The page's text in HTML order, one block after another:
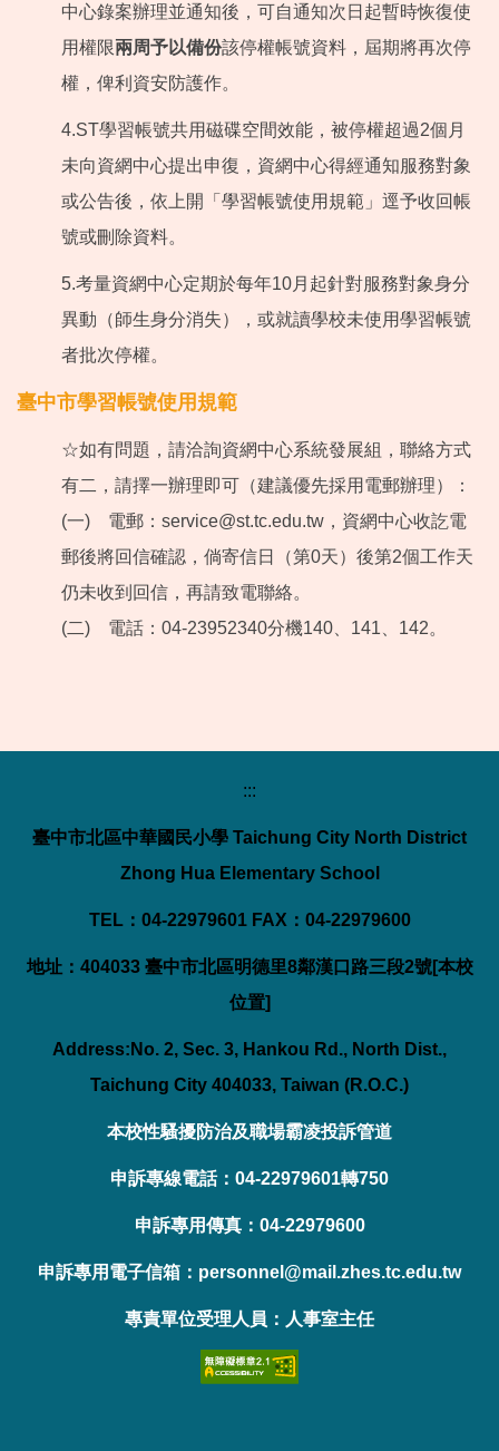
中心錄案辦理並通知後，可自通知次日起暫時恢復使
用權限兩周予以備份該停權帳號資料，屆期將再次停
權，俾利資安防護作。
4.ST學習帳號共用磁碟空間效能，被停權超過2個月
未向資網中心提出申復，資網中心得經通知服務對象
或公告後，依上開「學習帳號使用規範」逕予收回帳
號或刪除資料。
5.考量資網中心定期於每年10月起針對服務對象身分
異動（師生身分消失），或就讀學校未使用學習帳號
者批次停權。
臺中市學習帳號使用規範
☆如有問題，請洽詢資網中心系統發展組，聯絡方式
有二，請擇一辦理即可（建議優先採用電郵辦理）：
(一) 電郵：service@st.tc.edu.tw，資網中心收訖電
郵後將回信確認，倘寄信日（第0天）後第2個工作天
仍未收到回信，再請致電聯絡。
(二) 電話：04-23952340分機140、141、142。
:::
臺中市北區中華國民小學 Taichung City North District
Zhong Hua Elementary School
TEL：04-22979601 FAX：04-22979600
地址：404033 臺中市北區明德里8鄰漢口路三段2號[本校
位置]
Address:No. 2, Sec. 3, Hankou Rd., North Dist.,
Taichung City 404033, Taiwan (R.O.C.)
本校性騷擾防治及職場霸凌投訴管道
申訴專線電話：04-22979601轉750
申訴專用傳真：04-22979600
申訴專用電子信箱：personnel@mail.zhes.tc.edu.tw
專責單位受理人員：人事室主任